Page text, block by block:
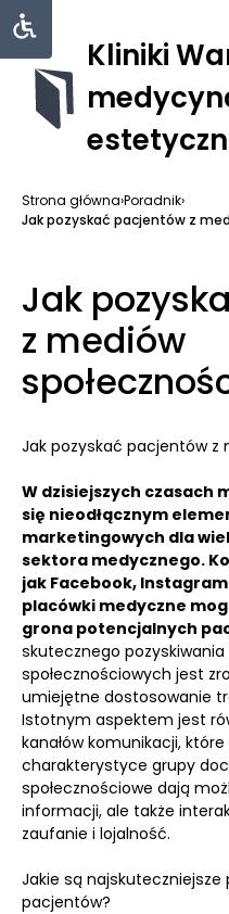
Kliniki
Strona główna›Poradnik›
Jak pozyskać pacjentów z
Jak
z mediów
Jak pozyskać pacjentów z
W dzisiejszych czasach
się nieodłącznym
marketingowych dla
sektora medycznego.
jak Facebook,
placówki medyczne
grona potencjalnych
skutecznego
społecznościowych jest
umiejętne dostosowanie
Istotnym aspektem jest
kanałów komunikacji,
charakterystyce grupy
społecznościowe dają
informacji, ale także
zaufanie i lojalność.
Jakie są
pacjentów?